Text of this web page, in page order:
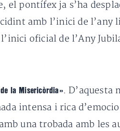
el pontífex ja s’ha
amb l’inici de
oficial de l’Any
de la Misericòrdia». D’aquesta
intensa i rica
una trobada amb les